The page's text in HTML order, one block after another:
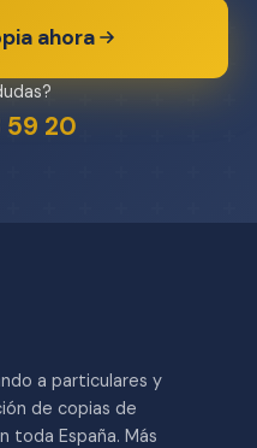
ahora
59 20
a particulares y
de copias de
toda España. Más